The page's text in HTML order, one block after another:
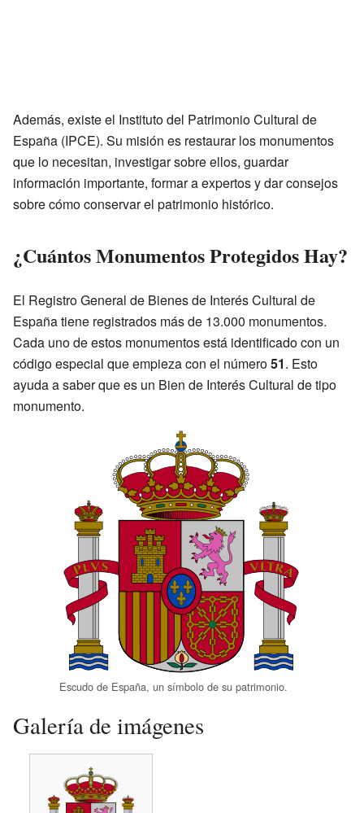
Además, existe el Instituto del Patrimonio Cultural de
España (IPCE). Su misión es restaurar los monumentos
que lo necesitan, investigar sobre ellos, guardar
información importante, formar a expertos y dar consejos
sobre cómo conservar el patrimonio histórico.
¿Cuántos Monumentos Protegidos Hay?
El Registro General de Bienes de Interés Cultural de
España tiene registrados más de 13.000 monumentos.
Cada uno de estos monumentos está identificado con un
código especial que empieza con el número51. Esto
ayuda a saber que es un Bien de Interés Cultural de tipo
monumento.
Escudo de España, un símbolo de su patrimonio.
Galería de imágenes